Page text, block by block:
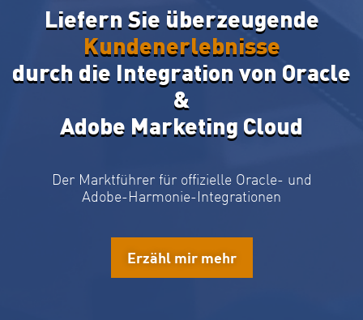
Liefern Sie überzeugende
Kundenerlebnisse
durch die Integration von Oracle
&
Adobe Marketing Cloud
Der Marktführer für offizielle Oracle- und
Adobe-Harmonie-Integrationen
Erzähl mir mehr